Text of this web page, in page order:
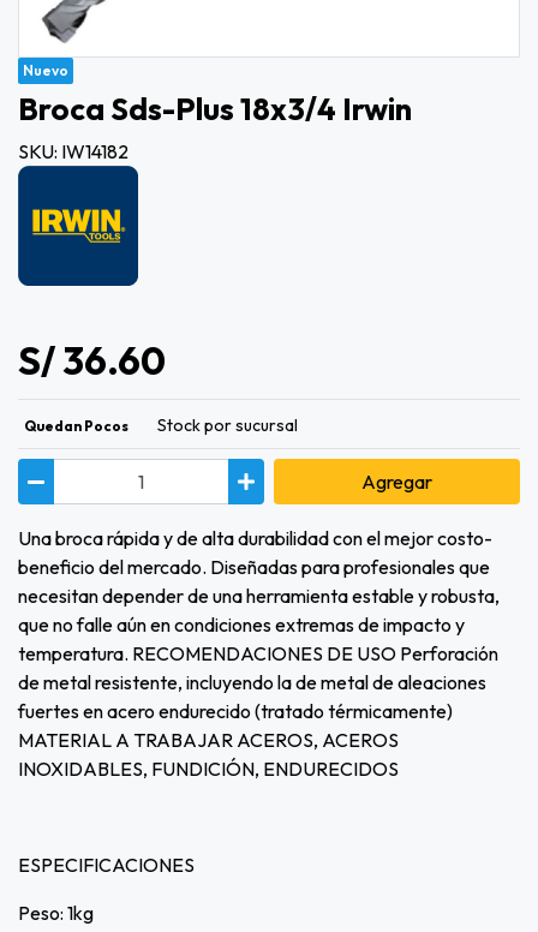
Nuevo
Broca Sds-Plus 18x3/4 Irwin
SKU: IW14182
S/ 36.60
Quedan Pocos Stock por sucursal
Agregar
Una broca rápida y de alta durabilidad con el mejor costo-
beneficio del mercado. Diseñadas para profesionales que
necesitan depender de una herramienta estable y robusta,
que no falle aún en condiciones extremas de impacto y
temperatura. RECOMENDACIONES DE USO Perforación
de metal resistente, incluyendo la de metal de aleaciones
fuertes en acero endurecido (tratado térmicamente)
MATERIAL A TRABAJAR ACEROS, ACEROS
INOXIDABLES, FUNDICIÓN, ENDURECIDOS
ESPECIFICACIONES
Peso: 1kg